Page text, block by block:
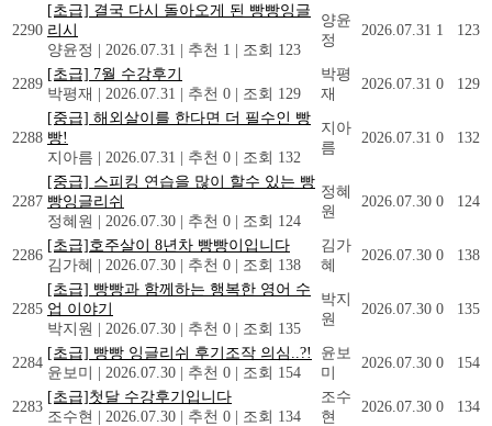
2290
[초급] 결국 다시 돌아오게 된 빵빵잉글
리시
양윤정 | 2026.07.31 | 추천 1 | 조회 123
양윤
정
2026.07.31 1 123
2289
[초급] 7월 수강후기
박평재 | 2026.07.31 | 추천 0 | 조회 129
박평
재
2026.07.31 0 129
2288
[중급] 해외살이를 한다면 더 필수인 빵
빵!
지아름 | 2026.07.31 | 추천 0 | 조회 132
지아
름
2026.07.31 0 132
2287
[중급] 스피킹 연습을 많이 할수 있는 빵
빵잉글리쉬
정혜원 | 2026.07.30 | 추천 0 | 조회 124
정혜
원
2026.07.30 0 124
2286
[초급]호주살이 8년차 빵빵이입니다
김가혜 | 2026.07.30 | 추천 0 | 조회 138
김가
혜
2026.07.30 0 138
2285
[초급] 빵빵과 함께하는 행복한 영어 수
업 이야기
박지원 | 2026.07.30 | 추천 0 | 조회 135
박지
원
2026.07.30 0 135
2284
[초급] 빵빵 잉글리쉬 후기조작 의심..?!
윤보미 | 2026.07.30 | 추천 0 | 조회 154
윤보
미
2026.07.30 0 154
2283
[초급]첫달 수강후기입니다
조수현 | 2026.07.30 | 추천 0 | 조회 134
조수
현
2026.07.30 0 134